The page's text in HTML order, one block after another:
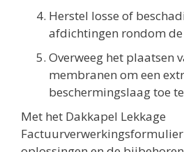
Herstel losse of
afdichtingen rondom
Overweeg het plaatsen
membranen om een
beschermingslaag toe
Met het Dakkapel Lekkage